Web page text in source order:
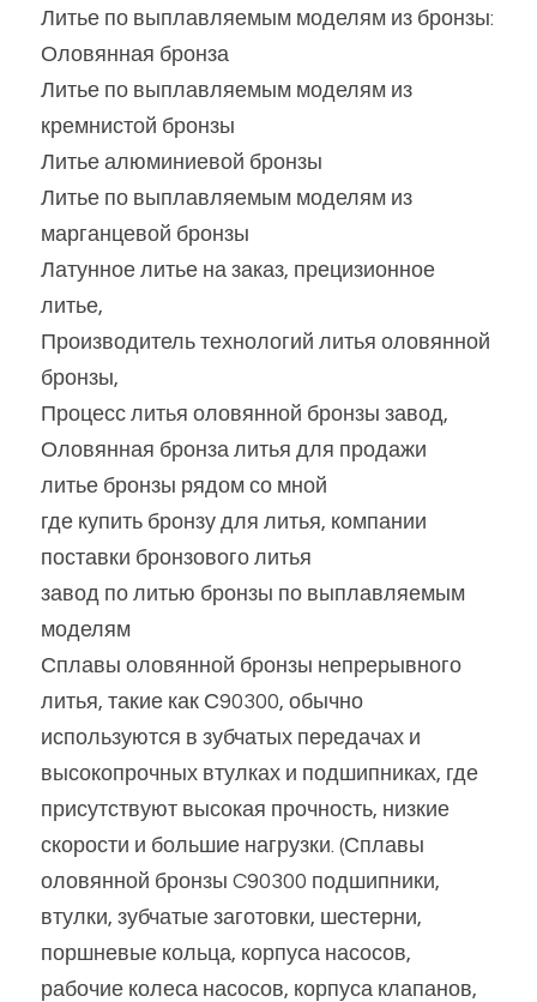
Литье по выплавляемым моделям из бронзы:
Оловянная бронза
Литье по выплавляемым моделям из
кремнистой бронзы
Литье алюминиевой бронзы
Литье по выплавляемым моделям из
марганцевой бронзы
Латунное литье на заказ, прецизионное
литье,
Производитель технологий литья оловянной
бронзы,
Процесс литья оловянной бронзы завод,
Оловянная бронза литья для продажи
литье бронзы рядом со мной
где купить бронзу для литья, компании
поставки бронзового литья
завод по литью бронзы по выплавляемым
моделям
Сплавы оловянной бронзы непрерывного
литья, такие как С90300, обычно
используются в зубчатых передачах и
высокопрочных втулках и подшипниках, где
присутствуют высокая прочность, низкие
скорости и большие нагрузки. (Сплавы
оловянной бронзы C90300 подшипники,
втулки, зубчатые заготовки, шестерни,
поршневые кольца, корпуса насосов,
рабочие колеса насосов, корпуса клапанов,